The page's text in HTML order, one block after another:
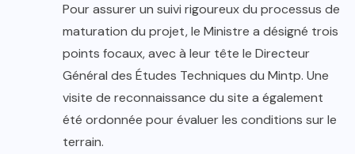
Pour assurer un suivi rigoureux du processus de
maturation du projet, le Ministre a désigné trois
points focaux, avec à leur tête le Directeur
Général des Études Techniques du Mintp. Une
visite de reconnaissance du site a également
été ordonnée pour évaluer les conditions sur le
terrain.